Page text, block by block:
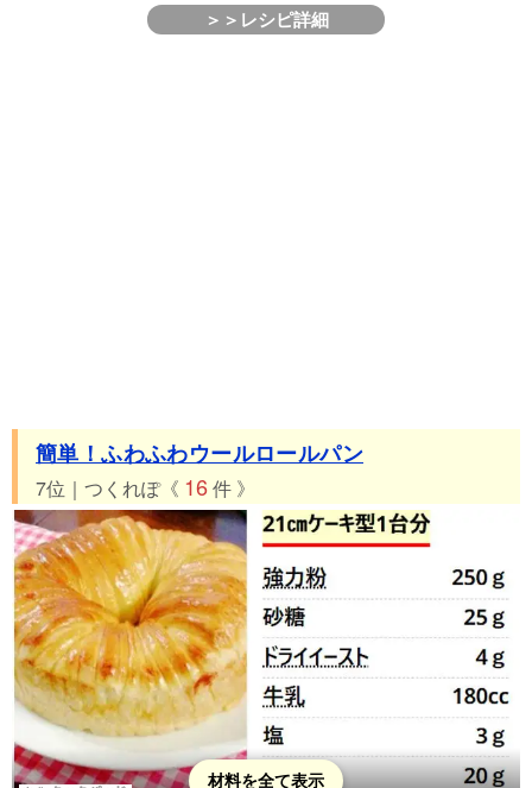
＞＞レシピ詳細
簡単！ふわふわウールロールパン
7位｜つくれぽ《 16件 》
材料を全て表示